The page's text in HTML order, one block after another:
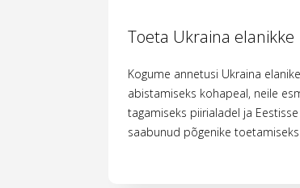
Toeta Ukraina elanikke
Kogume annetusi Ukraina elanike
abistamiseks kohapeal, neile
tagamiseks piirialadel ja Eestisse
saabunud põgenike